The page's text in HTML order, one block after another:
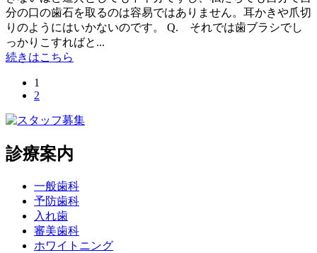
分の口の歯石を取るのは容易ではありません。耳かきや爪切
りのようにはいかないのです。 Q. それでは歯ブラシでし
っかりこすればと...
続きはこちら
1
2
診療案内
一般歯科
予防歯科
入れ歯
審美歯科
ホワイトニング